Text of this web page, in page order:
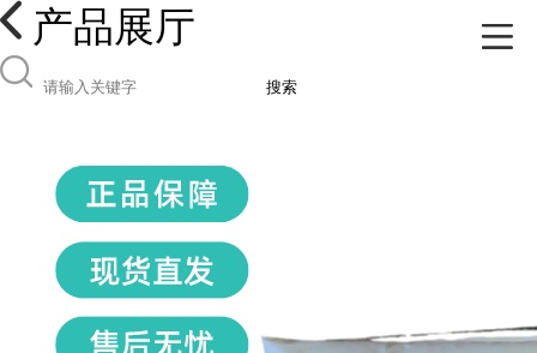
产品展厅
搜索